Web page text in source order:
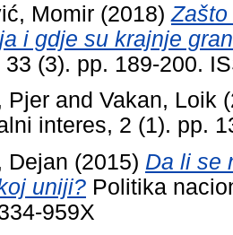
Momir (2018)
i gdje su krajnje
33 (3). pp. 189-200.
Pjer and Vakan, Loik
interes, 2 (1). pp.
Dejan (2015) Da li se
uniji? Politika
959X